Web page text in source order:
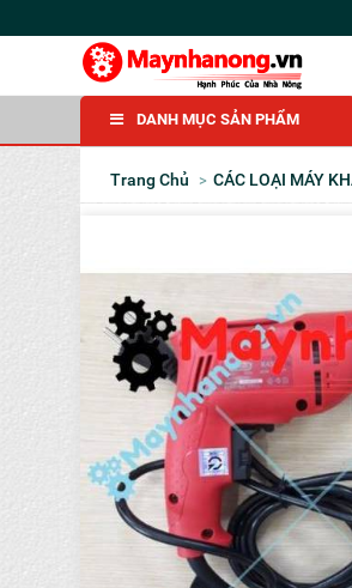
DANH MỤC SẢN PHẨM
Trang Chủ CÁC LOẠI MÁY